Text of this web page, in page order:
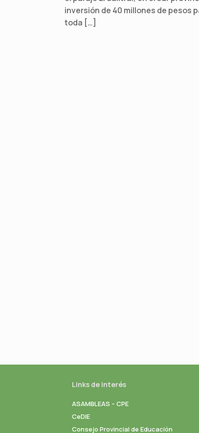
inversión de 40 millones de pesos
toda […]
Links de interés
ASAMBLEAS – CPE
CeDIE
Consejo Provincial de Educación